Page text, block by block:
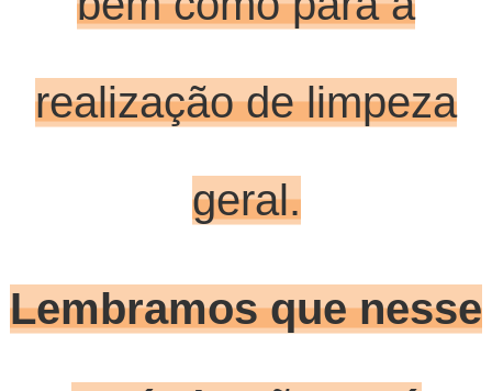
realização de limpeza
geral.
Lembramos que nesse